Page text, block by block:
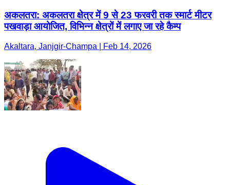
अकलतरा: अकलतरा क्षेत्र में 9 से 23 फरवरी तक स्मार्ट मीटर
पखवाड़ा आयोजित, विभिन्न क्षेत्रों में लगाए जा रहे कैम्प
Akaltara, Janjgir-Champa | Feb 14, 2026